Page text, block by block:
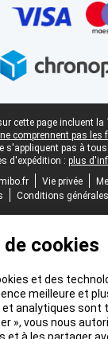
cette page incluent
ne comprennent pas les
s'appliquent pas à
d'expédition : plus
Vie privée
Conditions générales
cookies
et des
meilleure et
analytiques sont
», vous nous